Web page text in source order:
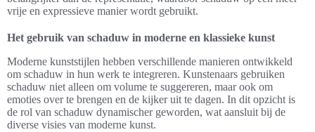
vrije en expressieve manier wordt gebruikt.
Het gebruik van schaduw in moderne en klassieke kunst
Moderne kunststijlen hebben verschillende manieren ontwikkeld
om schaduw in hun werk te integreren. Kunstenaars gebruiken
schaduw niet alleen om volume te suggereren, maar ook om
emoties over te brengen en de kijker uit te dagen. In dit opzicht is
de rol van schaduw dynamischer geworden, wat aansluit bij de
diverse visies van moderne kunst.